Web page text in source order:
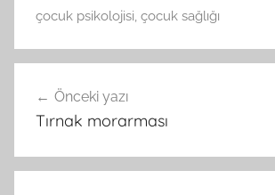
çocuk psikolojisi, çocuk sağlığı
gezinmesi
Önceki yazı
Tırnak morarması